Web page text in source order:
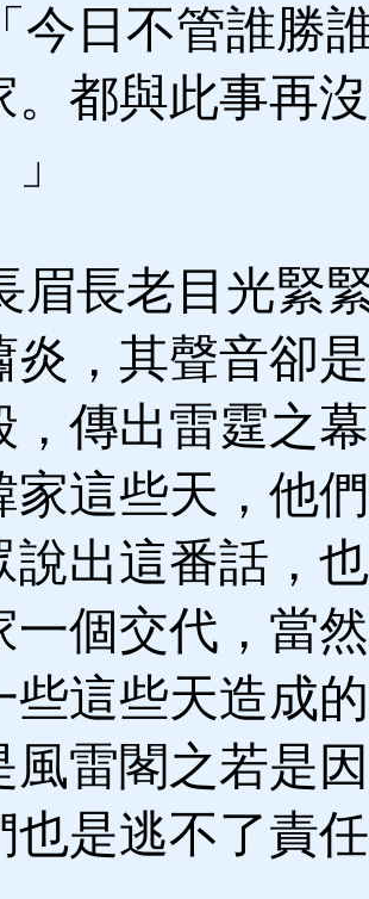
日不管誰勝
。都與此事再
長老目光緊
炎，其聲音卻
，傳出雷霆之
家這些天，他
說出這番話，
一個交代，當
些這些天造成
風雷閣之若是
也是逃不了責